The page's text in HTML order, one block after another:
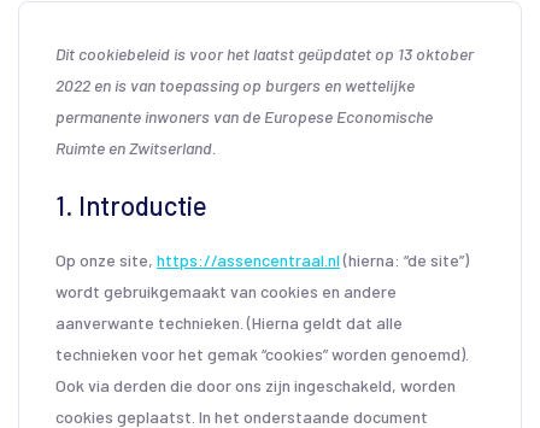
Dit cookiebeleid is voor het laatst geüpdatet op 13 oktober
2022 en is van toepassing op burgers en wettelijke
permanente inwoners van de Europese Economische
Ruimte en Zwitserland.
1. Introductie
Op onze site, https://assencentraal.nl(hierna: “de site”)
wordt gebruikgemaakt van cookies en andere
aanverwante technieken. (Hierna geldt dat alle
technieken voor het gemak “cookies” worden genoemd).
Ook via derden die door ons zijn ingeschakeld, worden
cookies geplaatst. In het onderstaande document